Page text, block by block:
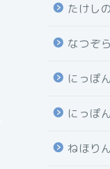
たけし
なつぞら
にっぽ
にっぽ
ねほり